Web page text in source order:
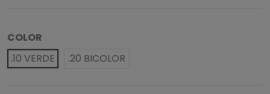
COLOR
.10 VERDE
.20 BICOLOR